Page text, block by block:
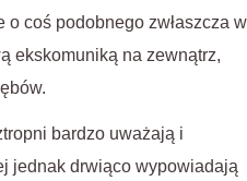
coś podobnego zwłaszcza w
ekskomuniką na zewnątrz,
bardzo uważają i
jednak drwiąco wypowiadają